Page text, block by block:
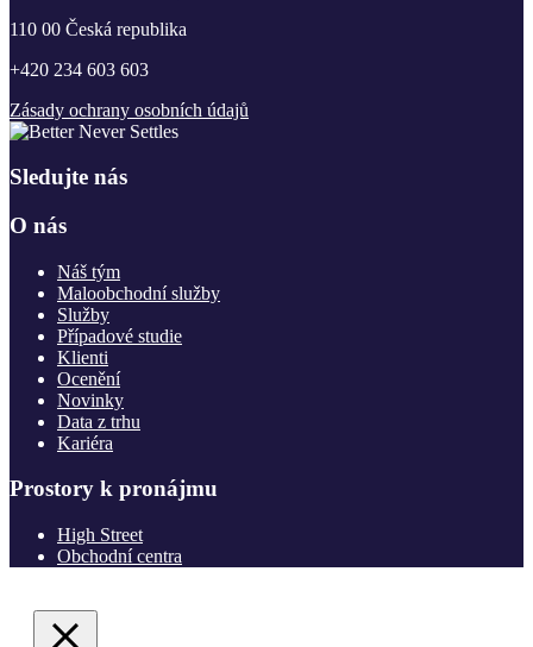
110 00 Česká republika
+420 234 603 603
Zásady ochrany osobních údajů
Sledujte nás
O nás
Náš tým
Maloobchodní služby
Služby
Případové studie
Klienti
Ocenění
Novinky
Data z trhu
Kariéra
Prostory k pronájmu
High Street
Obchodní centra